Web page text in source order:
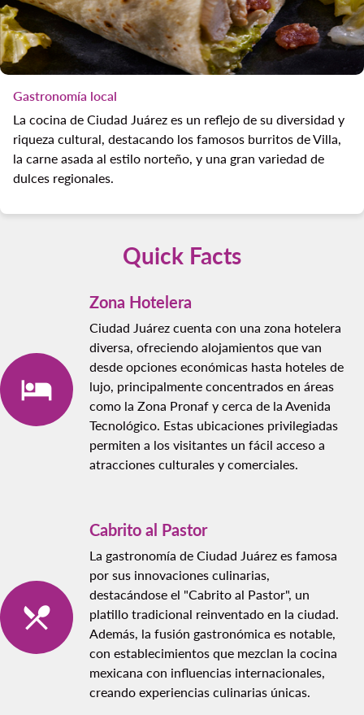
Gastronomía local
La cocina de Ciudad Juárez es un reflejo de su diversidad y
riqueza cultural, destacando los famosos burritos de Villa,
la carne asada al estilo norteño, y una gran variedad de
dulces regionales.
Quick Facts
Zona Hotelera
Ciudad Juárez cuenta con una zona hotelera
diversa, ofreciendo alojamientos que van
desde opciones económicas hasta hoteles de
lujo, principalmente concentrados en áreas
como la Zona Pronaf y cerca de la Avenida
Tecnológico. Estas ubicaciones privilegiadas
permiten a los visitantes un fácil acceso a
atracciones culturales y comerciales.
Cabrito al Pastor
La gastronomía de Ciudad Juárez es famosa
por sus innovaciones culinarias,
destacándose el "Cabrito al Pastor", un
platillo tradicional reinventado en la ciudad.
Además, la fusión gastronómica es notable,
con establecimientos que mezclan la cocina
mexicana con influencias internacionales,
creando experiencias culinarias únicas.